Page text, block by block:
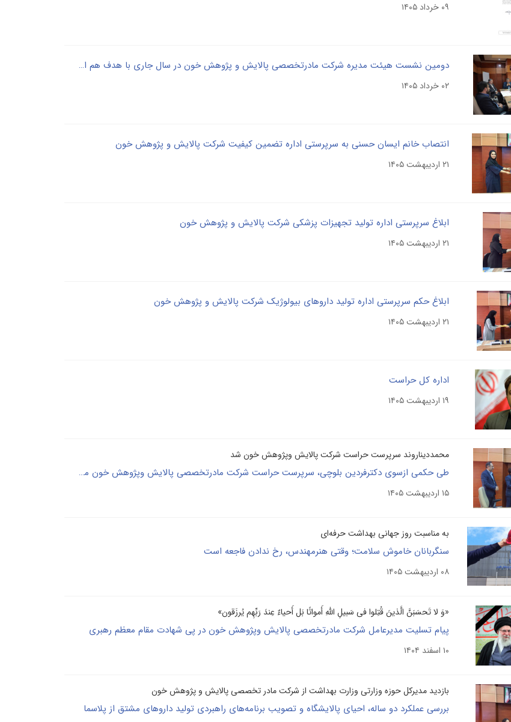
۰۹ خرداد ۱۴۰۵
دومین نشست هیئت مدیره شرکت مادرتخصصی پالایش و پژوهش خون در سال جاری با هدف هم اندیشی برای تقویت زیرساخت های حقوقی و پارلمانی با حضور معاون وزیر بهداشت برگزار شد
۰۲ خرداد ۱۴۰۵
انتصاب خانم ایسان حسنی به سرپرستی اداره تضمین کیفیت شرکت پالایش و پژوهش خون
۲۱ اردیبهشت ۱۴۰۵
ابلاغ سرپرستی اداره تولید تجهیزات پزشکی شرکت پالایش و پژوهش خون
۲۱ اردیبهشت ۱۴۰۵
ابلاغ حکم سرپرستی اداره تولید داروهای بیولوژیک شرکت پالایش و پژوهش خون
۲۱ اردیبهشت ۱۴۰۵
اداره کل حراست
۱۹ اردیبهشت ۱۴۰۵
محمددیناروند سرپرست حراست شرکت پالایش وپژوهش خون شد
طی حکمی ازسوی دکترفردین بلوچی، سرپرست حراست شرکت مادرتخصصی پالایش وپژوهش خون منصوب شد
۱۵ اردیبهشت ۱۴۰۵
به مناسبت روز جهانی بهداشت حرفه‌ای
سنگربانان خاموش سلامت؛ وقتی هنرمهندس، رخ ندادن فاجعه است
۰۸ اردیبهشت ۱۴۰۵
«وَ لا تَحسَبَنَّ الَّذینَ قُتِلوا فی سَبیلِ اللّهِ أَمواتًا بَل أَحیاءٌ عِندَ رَبِّهِم یُرزَقون»
پیام تسلیت مدیرعامل شرکت مادرتخصصی پالایش وپژوهش خون در پی شهادت مقام معظم رهبری
۱۰ اسفند ۱۴۰۴
بازدید مدیرکل حوزه وزارتی وزارت بهداشت از شرکت مادر تخصصی پالایش و پژوهش خون
بررسی عملکرد دو ساله، احیای پالایشگاه و تصویب برنامه‌های راهبردی تولید داروهای مشتق از پلاسما